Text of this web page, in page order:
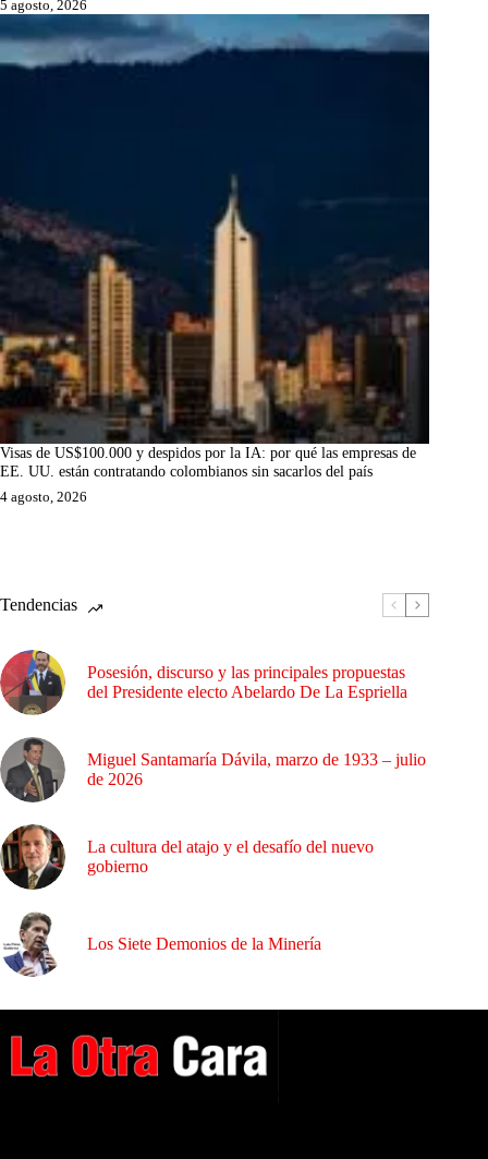
5 agosto, 2026
Visas de US$100.000 y despidos por la IA: por qué las empresas de
EE. UU. están contratando colombianos sin sacarlos del país
4 agosto, 2026
Tendencias
Posesión, discurso y las principales propuestas
del Presidente electo Abelardo De La Espriella
Miguel Santamaría Dávila, marzo de 1933 – julio
de 2026
La cultura del atajo y el desafío del nuevo
gobierno
Los Siete Demonios de la Minería